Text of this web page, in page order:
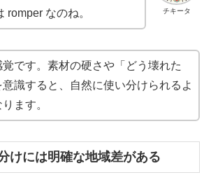
チキータ
romper なのね。
覚です。素材の硬さや「どう壊れた
識すると、自然に使い分けられるよ
ます。
けには明確な地域差がある